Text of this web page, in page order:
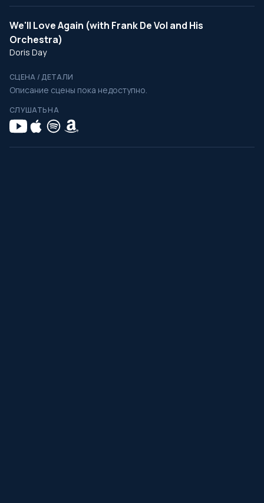
We'll Love Again (with Frank De Vol and His
Orchestra)
Doris Day
СЦЕНА / ДЕТАЛИ
Описание сцены пока недоступно.
СЛУШАТЬ НА